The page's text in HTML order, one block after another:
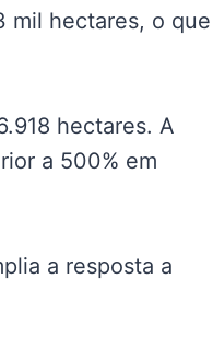
mil hectares, o que
hectares. A
a 500% em
a resposta a